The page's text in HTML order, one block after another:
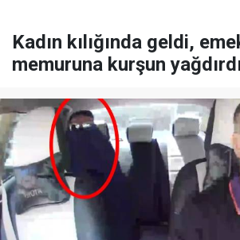
Kadın kılığında geldi,
memuruna kurşun